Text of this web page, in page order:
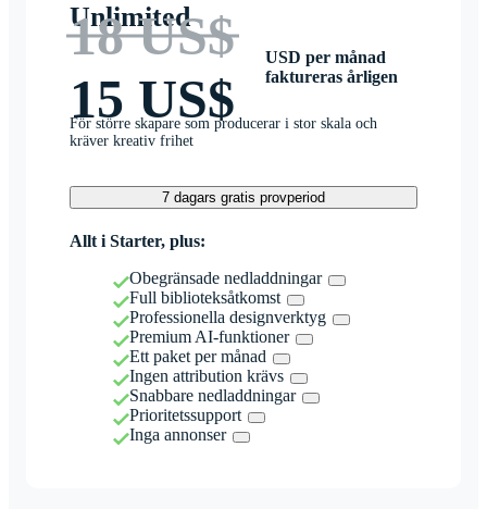
Unlimited
18 US$
15 US$
USD per månad
faktureras årligen
För större skapare som producerar i stor skala och
kräver kreativ frihet
7 dagars gratis provperiod
Allt i Starter, plus:
Obegränsade nedladdningar
Full biblioteksåtkomst
Professionella designverktyg
Premium AI-funktioner
Ett paket per månad
Ingen attribution krävs
Snabbare nedladdningar
Prioritetssupport
Inga annonser